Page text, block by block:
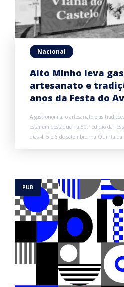
Nacional
Alto Minho leva
artesanato e
anos da Festa do
A gastronomia, o artesanato e as
estar em destaque na 50.ª edição da
dias 4, 5 e 6 de setembro, na Quinta da